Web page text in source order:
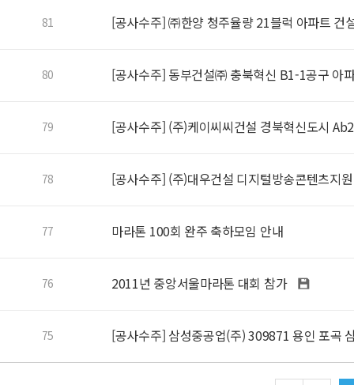
81 [공사수주] ㈜한양 청주율량 21블럭 아파트 건
80 [공사수주] 동부건설㈜ 충북혁신 B1-1공구 아
79 [공사수주] (주)케이씨씨건설 경북혁신도시
78 [공사수주] (주)대우건설 디지털방송콘텐츠지
77 마라톤 100회 완주 축하모임 안내
76 2011년 중앙서울마라톤 대회 참가
75 [공사수주] 삼성중공업(주) 309871 용인 포곡